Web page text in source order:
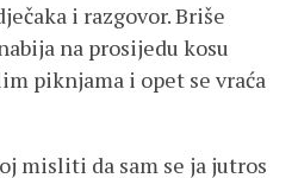
i razgovor. Briše
na prosijedu kosu
piknjama i opet se vraća
misliti da sam se ja jutros